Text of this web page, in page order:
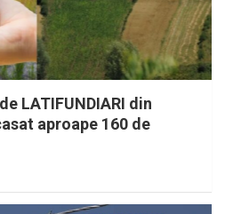
LATIFUNDIARI din
aproape 160 de